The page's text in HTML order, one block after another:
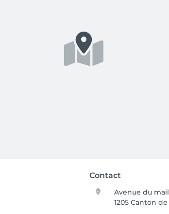
Contact
Avenue du
1205 Canton